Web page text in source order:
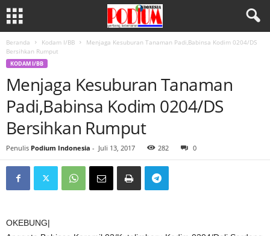
Beranda Kodam I/BB
Menjaga Kesuburan Tanaman Padi,Babinsa Kodim 0204/DS
Bersihkan Rumput
KODAM I/BB
Menjaga Kesuburan Tanaman
Padi,Babinsa Kodim 0204/DS
Bersihkan Rumput
Penulis Podium Indonesia - Juli 13, 2017 282 0
OKEBUNG|